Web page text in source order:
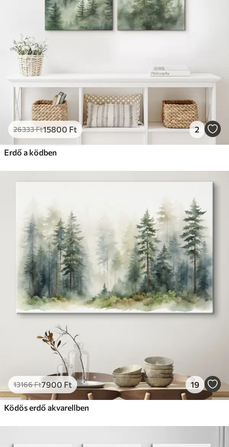
19750 Ft
✓ Élénk, gazdag színek
✓Fakulásálló
✓Biztonságos, szagtalan tinta
✓Vászonhatású felület
✗Környezetbarát anyag
Eco-Prémium
Tól24810Ft
✓Élénk, gazdag színek
✓Fakulásálló
26333Ft15800 Ft 2
Erdő a ködben
13166Ft7900 Ft 19
Ködös erdő akvarellben